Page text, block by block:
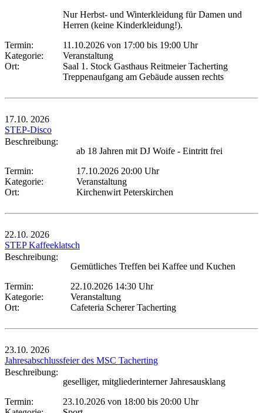
Nur Herbst- und Winterkleidung für Damen und
Herren (keine Kinderkleidung!).
Termin:
11.10.2026 von 17:00 bis 19:00 Uhr
Kategorie:
Veranstaltung
Ort:
Saal 1. Stock Gasthaus Reitmeier Tacherting
Treppenaufgang am Gebäude aussen rechts
17.10. 2026
STEP-Disco
Beschreibung:
ab 18 Jahren mit DJ Woife - Eintritt frei
Termin:
17.10.2026 20:00 Uhr
Kategorie:
Veranstaltung
Ort:
Kirchenwirt Peterskirchen
22.10. 2026
STEP Kaffeeklatsch
Beschreibung:
Gemütliches Treffen bei Kaffee und Kuchen
Termin:
22.10.2026 14:30 Uhr
Kategorie:
Veranstaltung
Ort:
Cafeteria Scherer Tacherting
23.10. 2026
Jahresabschlussfeier des MSC Tacherting
Beschreibung:
geselliger, mitgliederinterner Jahresausklang
Termin:
23.10.2026 von 18:00 bis 20:00 Uhr